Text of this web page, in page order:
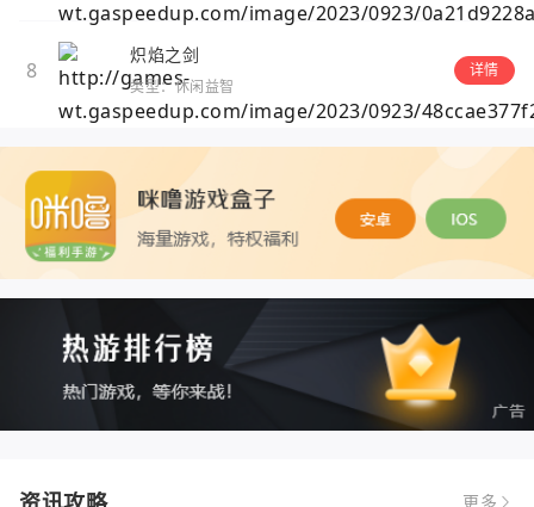
8
炽焰之剑
类型：休闲益智
详情
更多